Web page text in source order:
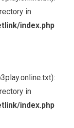
in
index.php
in
index.php